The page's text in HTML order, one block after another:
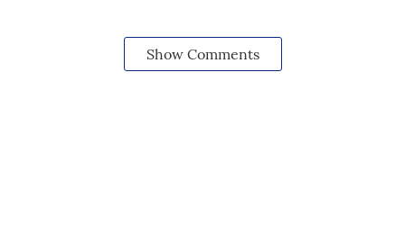
Show Comments